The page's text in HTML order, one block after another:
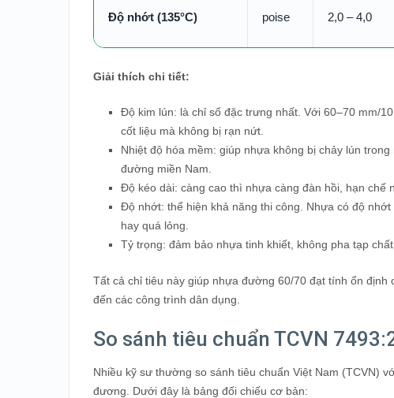
Độ nhớt (135°C) poise 2,0 – 4,0
Giải thích chi tiết:
Độ kim lún: là chỉ số đặc trưng nhất. Với 60–70 mm/
cốt liệu mà không bị rạn nứt.
Nhiệt độ hóa mềm: giúp nhựa không bị chảy lún
đường miền Nam.
Độ kéo dài: càng cao thì nhựa càng đàn hồi, hạn chế
Độ nhớt: thể hiện khả năng thi công. Nhựa có độ
hay quá lỏng.
Tỷ trọng: đảm bảo nhựa tinh khiết, không pha tạp
Tất cả chỉ tiêu này giúp nhựa đường 60/70 đạt tính ổn
đến các công trình dân dụng.
So sánh tiêu chuẩn TCVN
Nhiều kỹ sư thường so sánh tiêu chuẩn Việt Nam (TCVN)
đương. Dưới đây là bảng đối chiếu cơ bản: